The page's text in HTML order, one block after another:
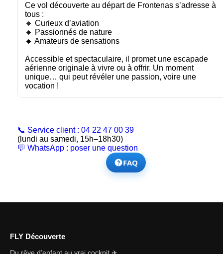
Ce vol découverte au départ de Frontenas s’adresse à
tous :
🔹 Curieux d’aviation
🔹 Passionnés de nature
🔹 Amateurs de sensations
Accessible et spectaculaire, il promet une escapade
aérienne originale à vivre ou à offrir. Un moment
unique… qui peut révéler une passion, voire une
vocation !
📞 Service client : 04 22 47 00 39
(lundi au samedi, 15h–18h30)
💬 WhatsApp : poser une question
FAQ
FLY Découverte